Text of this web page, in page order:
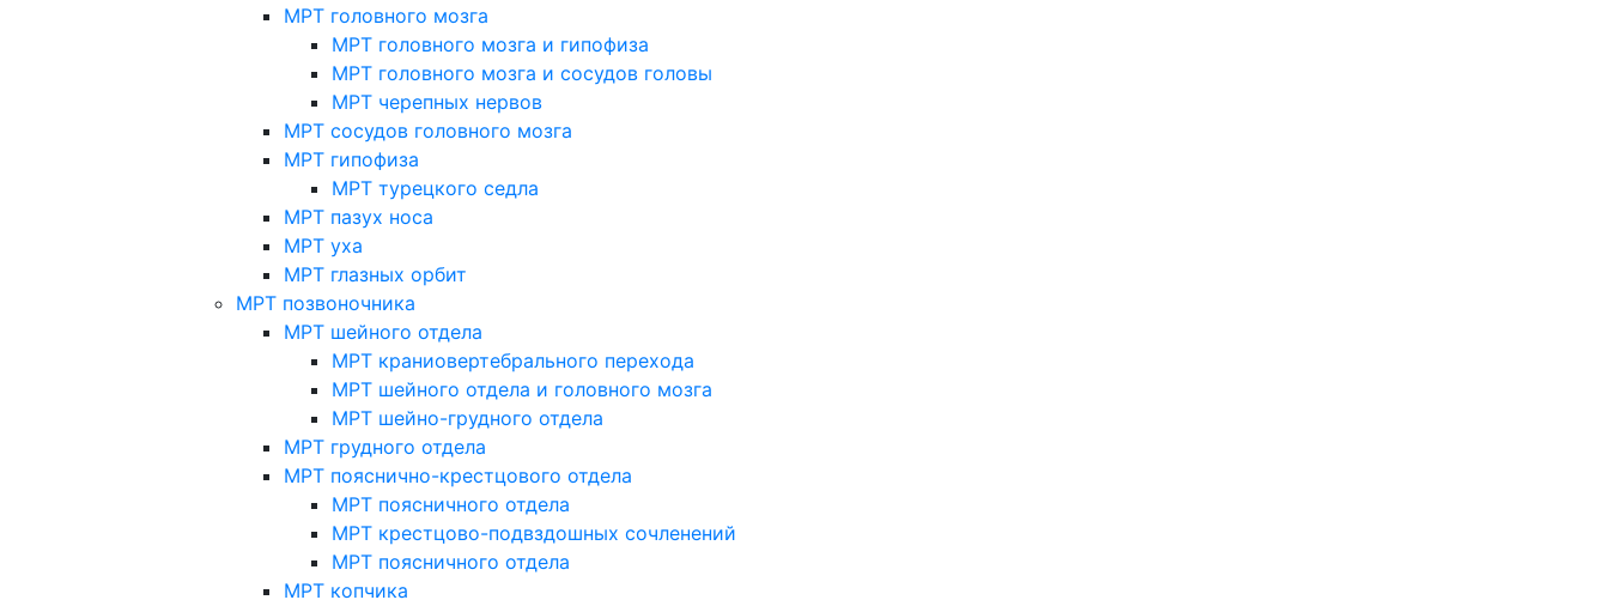
МРТ головного мозга
МРТ головного мозга и гипофиза
МРТ головного мозга и сосудов головы
МРТ черепных нервов
МРТ сосудов головного мозга
МРТ гипофиза
МРТ турецкого седла
МРТ пазух носа
МРТ уха
МРТ глазных орбит
МРТ позвоночника
МРТ шейного отдела
МРТ краниовертебрального перехода
МРТ шейного отдела и головного мозга
МРТ шейно-грудного отдела
МРТ грудного отдела
МРТ пояснично-крестцового отдела
МРТ поясничного отдела
МРТ крестцово-подвздошных сочленений
МРТ поясничного отдела
МРТ копчика